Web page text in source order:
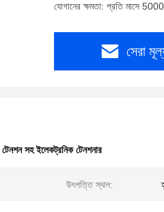
যোগানের ক্ষমতা: প্রতি মাসে
সেরা
টেনশন সহ ইলেকট্রনিক টেনশনার
উৎপত্তি স্থল: